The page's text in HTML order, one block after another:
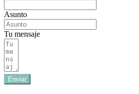
Asunto
Tu mensaje
Enviar